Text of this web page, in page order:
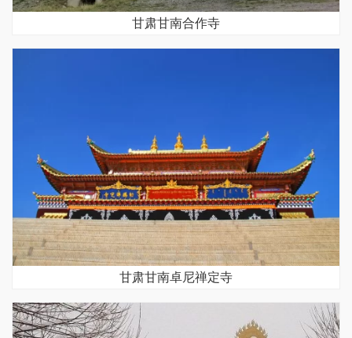
甘肃甘南合作寺
甘肃甘南卓尼禅定寺